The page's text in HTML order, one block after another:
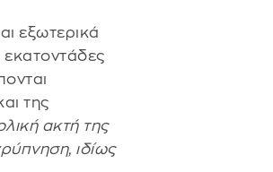
εξωτερικά
εκατοντάδες
της
ακτή της
ιδίως